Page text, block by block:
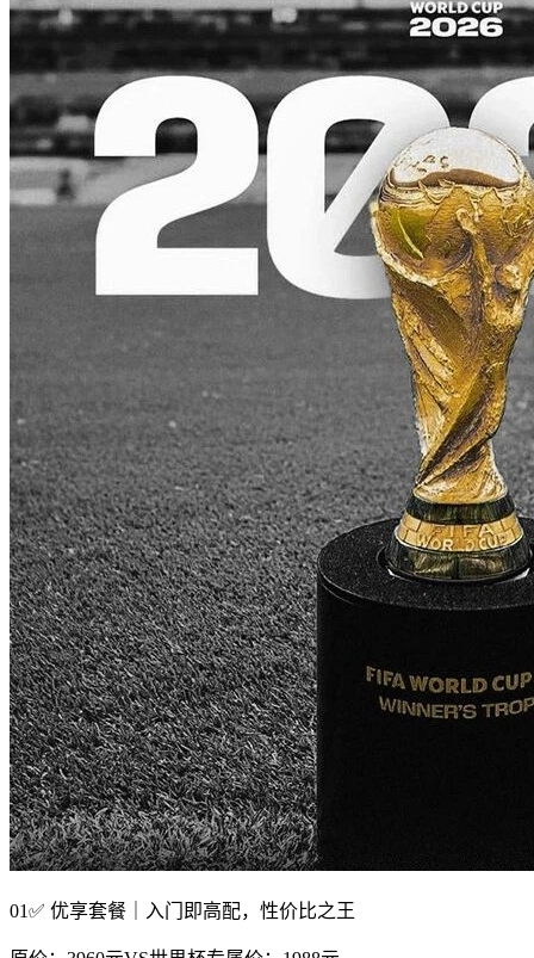
01✅ 优享套餐｜入门即高配，性价比之王